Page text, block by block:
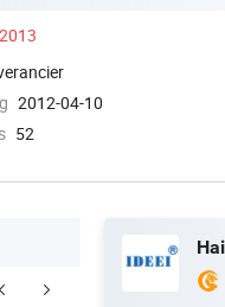
2012-04-10
52
VRAGEN